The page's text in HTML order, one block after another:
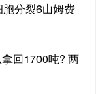
分裂6山姆费
回1700吨? 两